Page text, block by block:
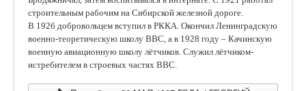
строительным рабочим на Сибирской железной дороге.
В 1926 добровольцем вступил в РККА. Окончил Ленинградскую
военно-теоретическую школу ВВС, а в 1928 году – Качинскую
военную авиационную школу лётчиков. Служил лётчиком-
истребителем в строевых частях ВВС.